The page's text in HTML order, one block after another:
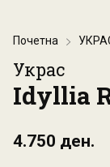
Почетна
Украс
Idyllia
4.750 ден.